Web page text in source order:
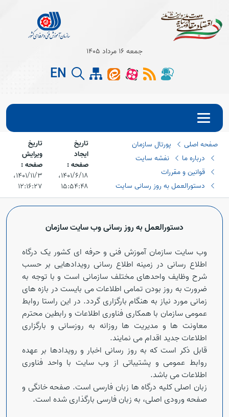
Open
Open
جمعه 16 مرداد 1405
EN
صفحه اصلی
پورتال سازمان
درباره ما
نفشه سایت
قوانین و مقررات
دستورالعمل به روز رسانی سایت
تاریخ
ایجاد
صفحه :
۱۴۰۱/۶/۱۸،‏
۱۵:۵۴:۴۸
تاریخ
ویرایش
صفحه :
۱۴۰۱/۱۱/۳،‏
۱۲:۱۶:۲۷
دستورالعمل به روز رسانی وب سایت سازمان
وب سایت سازمان آموزش فنی و حرفه ای کشور یک درگاه
اطلاع رسانی در زمینه اطلاع رسانی رویدادهایی بر حسب
شرح وظایف واحدهای مختلف سازمانی است و با توجه به
ضرورت به روز بودن تمامی اطلاعات می بایست در بازه های
زمانی مورد نیاز به هنگام بارگزاری گردد. در این راستا روابط
عمومی سازمان با همکاری فناوری اطلاعات و رابطین محترم
معاونت ها و مدیریت ها روزانه به روزسانی و بارگزاری
اطلاعات جدید اقدام می نمایند.
قابل ذکر است که به روز رسانی اخبار و رویدادها بر عهده
روابط عمومی و پشتیباتی از وب سایت با واحد فناوری
اطلاعات می باشد.
زبان اصلی کلیه درگاه ها زبان فارسی است. صفحه خانگی و
صفحه ورودی اصلی، به زبان فارسی بارگذاری شده است.